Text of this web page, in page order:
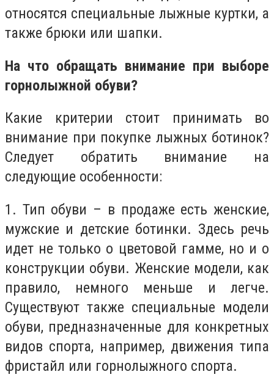
относятся специальные лыжные куртки, а
также брюки или шапки.
На что обращать внимание при выборе
горнолыжной обуви?
Какие критерии стоит принимать во
внимание при покупке лыжных ботинок?
Следует обратить внимание на
следующие особенности:
1. Тип обуви – в продаже есть женские,
мужские и детские ботинки. Здесь речь
идет не только о цветовой гамме, но и о
конструкции обуви. Женские модели, как
правило, немного меньше и легче.
Существуют также специальные модели
обуви, предназначенные для конкретных
видов спорта, например, движения типа
фристайл или горнолыжного спорта.